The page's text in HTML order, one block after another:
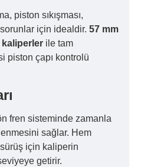
piston sıkışması,
için idealdir. 57 mm
kaliperler ile tam
piston çapı kontrolü
fren sisteminde zamanla
sağlar. Hem
için kaliperin
getirir.